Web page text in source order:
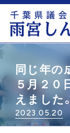
同じ年の
５月２０
えました
2023.05.20